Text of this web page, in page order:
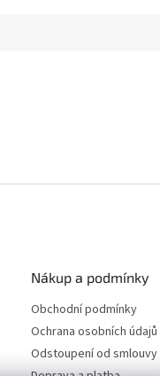
Nákup a podmínky
Obchodní podmínky
Ochrana osobních údajů
Odstoupení od smlouvy